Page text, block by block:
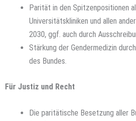
Parität in den Spitzenpositionen
Universitätskliniken und allen
2030, ggf. auch durch
Stärkung der Gendermedizin
des Bundes.
Für Justiz und Recht
Die paritätische Besetzung aller